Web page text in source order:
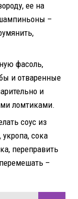
ее на
–
фасоль,
и отваренные
и
ломтиками.
соус из
сока
переправить
–